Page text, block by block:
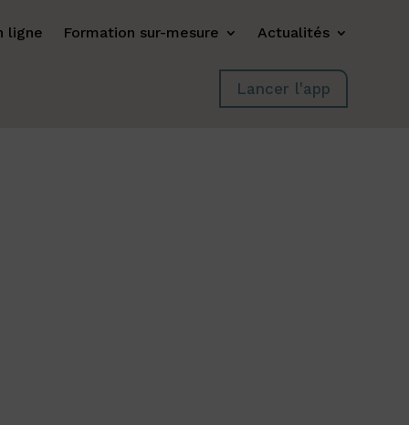
ligne Formation sur-mesure Actualités
Lancer l'app